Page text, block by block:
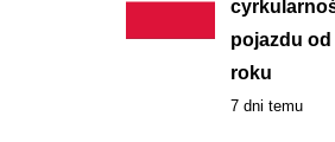
pojazdu od
roku
7 dni temu